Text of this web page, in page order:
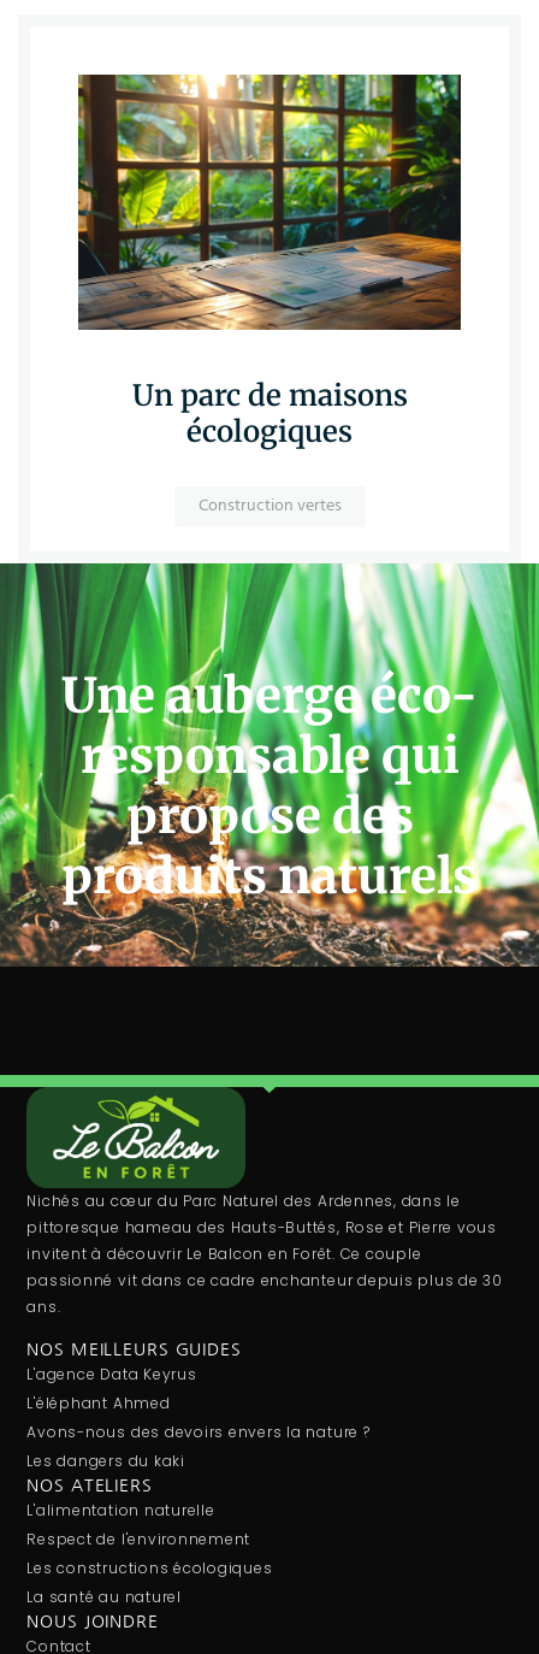
Un parc de maisons
écologiques
Construction vertes
Une auberge éco-
responsable qui
propose des
produits naturels
Nichés au cœur du Parc Naturel des Ardennes, dans le
pittoresque hameau des Hauts-Buttés, Rose et Pierre vous
invitent à découvrir Le Balcon en Forêt. Ce couple
passionné vit dans ce cadre enchanteur depuis plus de 30
ans.
NOS MEILLEURS GUIDES
L'agence Data Keyrus
L'éléphant Ahmed
Avons-nous des devoirs envers la nature ?
Les dangers du kaki
NOS ATELIERS
L'alimentation naturelle
Respect de l'environnement
Les constructions écologiques
La santé au naturel
NOUS JOINDRE
Contact